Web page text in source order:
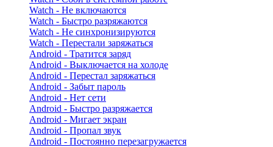
Watch - Не включаются
Watch - Быстро разряжаются
Watch - Не синхронизируются
Watch - Перестали заряжаться
Android - Тратится заряд
Android - Выключается на холоде
Android - Перестал заряжаться
Android - Забыт пароль
Android - Нет сети
Android - Быстро разряжается
Android - Мигает экран
Android - Пропал звук
Android - Постоянно перезагружается